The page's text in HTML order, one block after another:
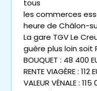
tous
les commerces
heure de Châlon-
La gare TGV Le
guère plus loin soit
BOUQUET : 48 400
RENTE VIAGÈRE : 112
VALEUR VÉNALE :